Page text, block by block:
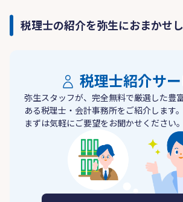
税理士の紹介を弥生におまかせ
税理士紹介サ
弥生スタッフが、完全無料で厳選した豊
ある税理士・会計事務所をご紹介します。
まずは気軽にご要望をお聞かせください。